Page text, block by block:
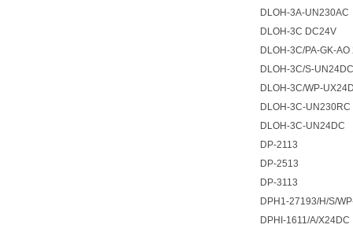
DLOH-3A-UN230AC
DLOH-3C DC24V
DLOH-3C/PA-GK-
DLOH-3C/S-UN24DC
DLOH-3C/WP-
DLOH-3C-UN230RC
DLOH-3C-UN24DC
DP-2113
DP-2513
DP-3113
DPH1-27193/H/S/
DPHI-1611/A/X24DC